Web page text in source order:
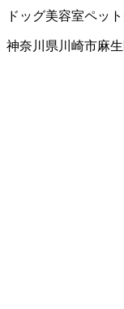
ドッグ美容室ペッ
神奈川県川崎市麻